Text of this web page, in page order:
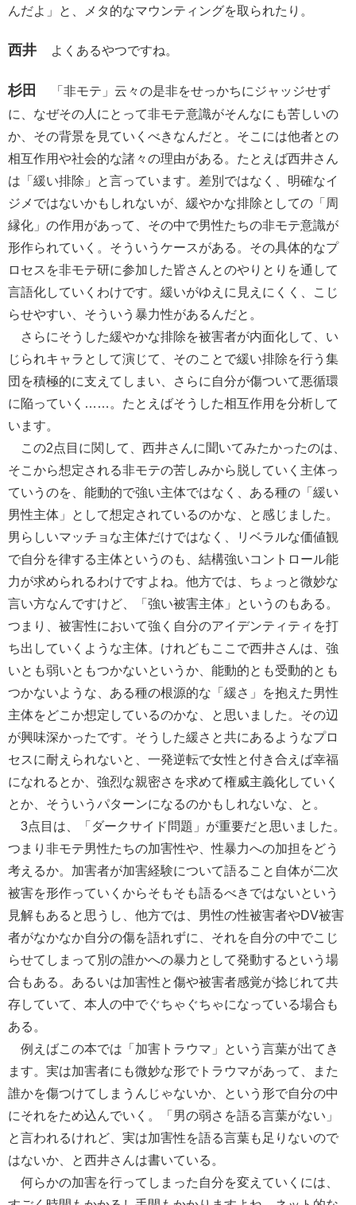
んだよ」と、メタ的なマウンティングを取られたり。
西井 よくあるやつですね。
杉田
「非モテ」云々の是非をせっかちにジャッジせず
に、なぜその人にとって非モテ意識がそんなにも苦しいの
か、その背景を見ていくべきなんだと。そこには他者との
相互作用や社会的な諸々の理由がある。たとえば西井さん
は「緩い排除」と言っています。差別ではなく、明確なイ
ジメではないかもしれないが、緩やかな排除としての「周
縁化」の作用があって、その中で男性たちの非モテ意識が
形作られていく。そういうケースがある。その具体的なプ
ロセスを非モテ研に参加した皆さんとのやりとりを通して
言語化していくわけです。緩いがゆえに見えにくく、こじ
らせやすい、そういう暴力性があるんだと。
さらにそうした緩やかな排除を被害者が内面化して、い
じられキャラとして演じて、そのことで緩い排除を行う集
団を積極的に支えてしまい、さらに自分が傷ついて悪循環
に陥っていく……。たとえばそうした相互作用を分析して
います。
この2点目に関して、西井さんに聞いてみたかったのは、
そこから想定される非モテの苦しみから脱していく主体っ
ていうのを、能動的で強い主体ではなく、ある種の「緩い
男性主体」として想定されているのかな、と感じました。
男らしいマッチョな主体だけではなく、リベラルな価値観
で自分を律する主体というのも、結構強いコントロール能
力が求められるわけですよね。他方では、ちょっと微妙な
言い方なんですけど、「強い被害主体」というのもある。
つまり、被害性において強く自分のアイデンティティを打
ち出していくような主体。けれどもここで西井さんは、強
いとも弱いともつかないというか、能動的とも受動的とも
つかないような、ある種の根源的な「緩さ」を抱えた男性
主体をどこか想定しているのかな、と思いました。その辺
が興味深かったです。そうした緩さと共にあるようなプロ
セスに耐えられないと、一発逆転で女性と付き合えば幸福
になれるとか、強烈な親密さを求めて権威主義化していく
とか、そういうパターンになるのかもしれないな、と。
3点目は、「ダークサイド問題」が重要だと思いました。
つまり非モテ男性たちの加害性や、性暴力への加担をどう
考えるか。加害者が加害経験について語ること自体が二次
被害を形作っていくからそもそも語るべきではないという
見解もあると思うし、他方では、男性の性被害者やDV被害
者がなかなか自分の傷を語れずに、それを自分の中でこじ
らせてしまって別の誰かへの暴力として発動するという場
合もある。あるいは加害性と傷や被害者感覚が捻じれて共
存していて、本人の中でぐちゃぐちゃになっている場合も
ある。
例えばこの本では「加害トラウマ」という言葉が出てき
ます。実は加害者にも微妙な形でトラウマがあって、また
誰かを傷つけてしまうんじゃないか、という形で自分の中
にそれをため込んでいく。「男の弱さを語る言葉がない」
と言われるけれど、実は加害性を語る言葉も足りないので
はないか、と西井さんは書いている。
何らかの加害を行ってしまった自分を変えていくには、